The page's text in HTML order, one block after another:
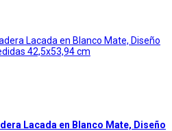
Lacada en Blanco Mate, Diseño